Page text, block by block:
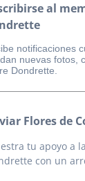
al
notificaciones
nuevas fotos,
Dondrette.
Flores de
tu apoyo a
con un